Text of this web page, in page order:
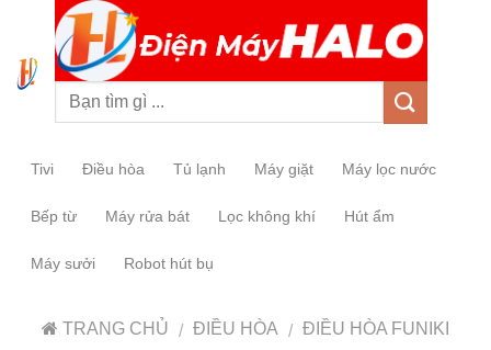
Tivi Điều hòa Tủ lạnh Máy giặt Máy lọc nước
Bếp từ Máy rửa bát Lọc không khí Hút ẩm
Máy sưởi Robot hút bụ
TRANG CHỦ / ĐIỀU HÒA / ĐIỀU HÒA FUNIKI